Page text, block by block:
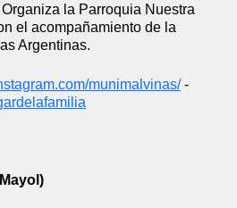
la Parroquia Nuestra
el acompañamiento de la
Argentinas.
munimalvinas/